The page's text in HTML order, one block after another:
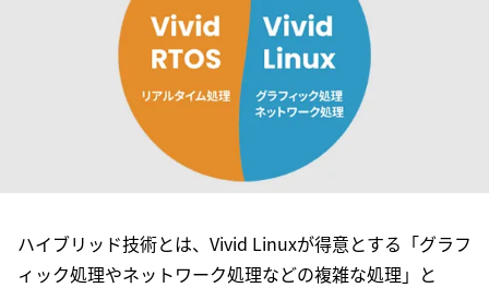
ハイブリッド技術とは、Vivid Linuxが得意とする「グラフ
ィック処理やネットワーク処理などの複雑な処理」と